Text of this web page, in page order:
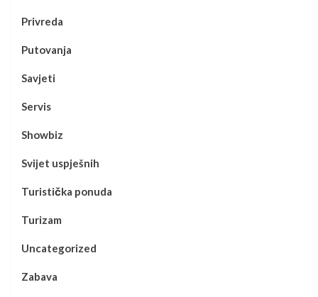
Privreda
Putovanja
Savjeti
Servis
Showbiz
Svijet uspješnih
Turistička ponuda
Turizam
Uncategorized
Zabava